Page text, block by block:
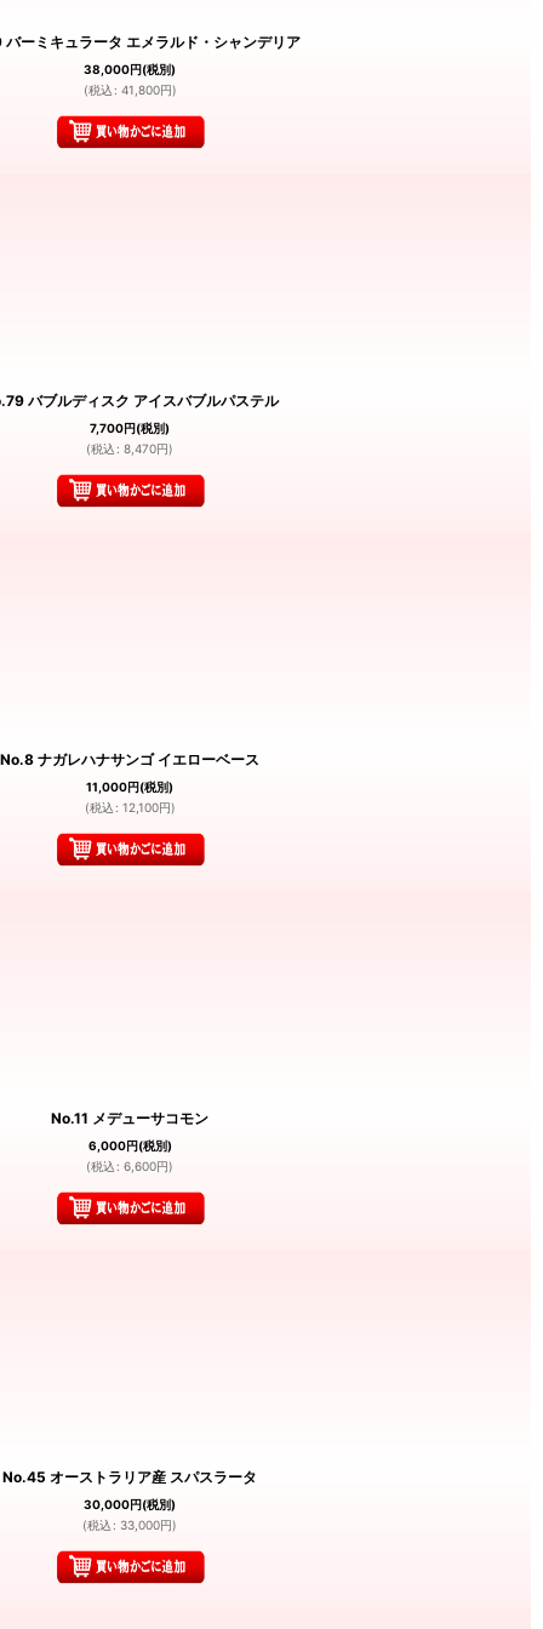
ーミキュラータ エメラルド・シャンデリア
38,000円(税別)
(税込 : 41,800円)
バブルディスク アイスバブルパステル
7,700円(税別)
(税込 : 8,470円)
No.8 ナガレハナサンゴ イエローベース
11,000円(税別)
(税込 : 12,100円)
No.11 メデューサコモン
6,000円(税別)
(税込 : 6,600円)
No.45 オーストラリア産 スパスラータ
30,000円(税別)
(税込 : 33,000円)